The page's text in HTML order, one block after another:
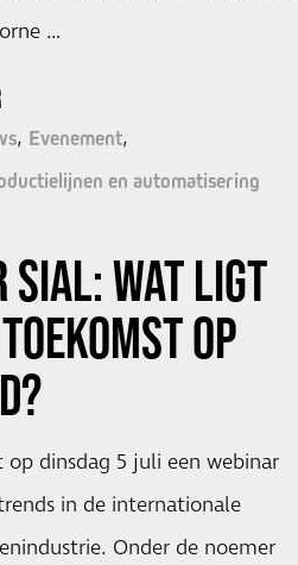
…
Evenement
en automatisering
SIAL: WAT LIGT
OP
op dinsdag 5 juli een webinar
in de internationale
Onder de noemer